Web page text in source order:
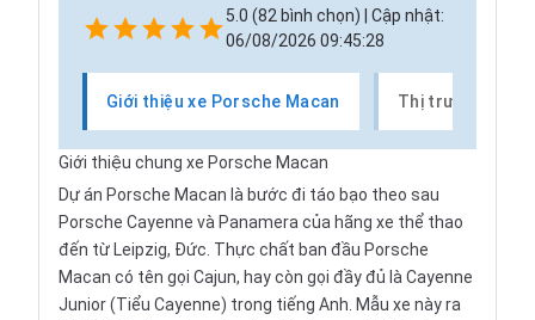
5.0 (82 bình chọn) | Cập nhật:
06/08/2026 09:45:28
Giới thiệu xe Porsche Macan Thị trường xe
Giới thiệu chung xe Porsche Macan
Dự án Porsche Macan là bước đi táo bạo theo sau
Porsche Cayenne và Panamera của hãng xe thể thao
đến từ Leipzig, Đức. Thực chất ban đầu Porsche
Macan có tên gọi Cajun, hay còn gọi đầy đủ là Cayenne
Junior (Tiểu Cayenne) trong tiếng Anh. Mẫu xe này ra